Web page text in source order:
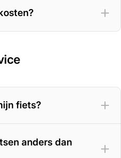
fiets?
anders dan